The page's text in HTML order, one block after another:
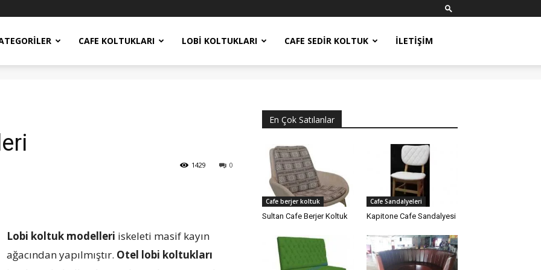
CAFE KOLTUKLARI LOBI KOLTUKLARI CAFE SEDIR KOLTUK İLETIŞIM
0
1429
Lobi koltuk modelleri iskeleti masif kayın
ağacından yapılmıştır. Otel lobi koltukları
En Çok Satılanlar
Cafe berjer koltuk
Sultan Cafe Berjer Koltuk
Cafe Sandalyeleri
Kapitone Cafe Sandalyesi